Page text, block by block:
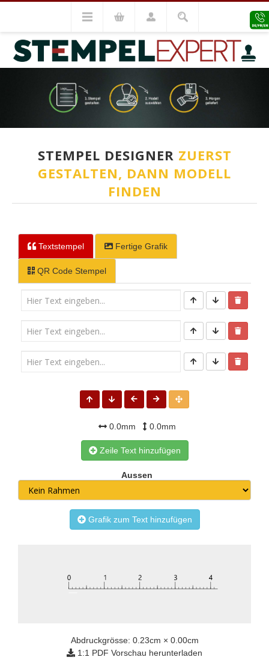
STEMPEL DESIGNER ZUERST
GESTALTEN, DANN MODELL
FINDEN
Textstempel Fertige Grafik
QR Code Stempel
0.0mm 0.0mm
Zeile Text hinzufügen
Aussen
Grafik zum Text hinzufügen
Abdruckgrösse: 0.23cm × 0.00cm
1:1 PDF Vorschau herunterladen